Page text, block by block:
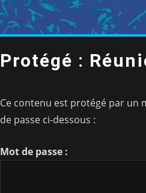
Protégé :
Ce contenu est protégé par un
de passe ci-dessous :
Mot de passe :